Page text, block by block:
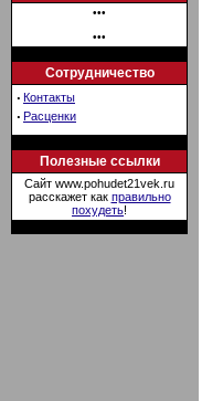
•••
•••
Сотрудничество
· Контакты
· Расценки
Полезные ссылки
Сайт www.pohudet21vek.ru
расскажет как правильно
похудеть!